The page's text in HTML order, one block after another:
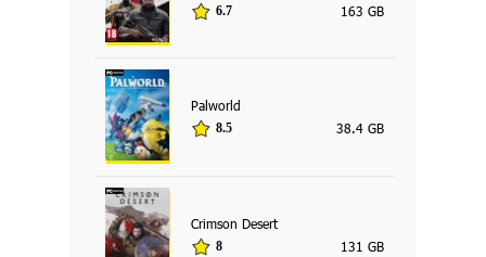
6.7 163 GB
Palworld
8.5 38.4 GB
Crimson Desert
8 131 GB